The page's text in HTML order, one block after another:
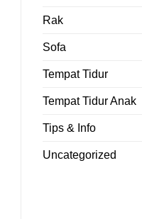
Rak
Sofa
Tempat Tidur
Tempat Tidur Anak
Tips & Info
Uncategorized